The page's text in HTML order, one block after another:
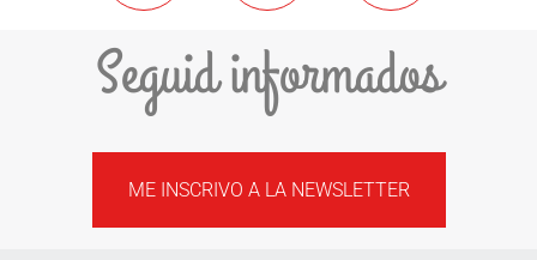
Seguid informados
ME INSCRIVO A LA NEWSLETTER